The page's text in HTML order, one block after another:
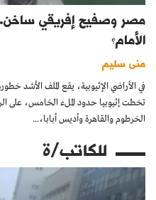
مصر وصفيح إفريقي
الأمام؟
منى سليم
في الأراضي الإثيوبية، يقع الملف الأشد
تخطت إثيوبيا حدود الملء الخامس، على
الخرطوم والقاهرة وأديس أبابا،...
للكاتب/ة